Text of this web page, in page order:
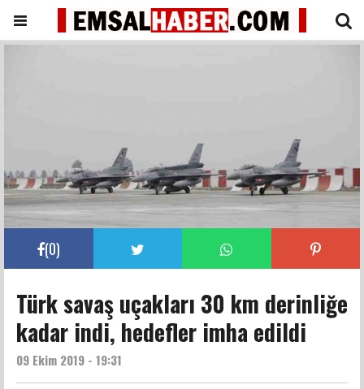
(0)
Türk savaş uçakları 30 km derinliğe
kadar indi, hedefler imha edildi
09 Ekim 2019 - 19:31